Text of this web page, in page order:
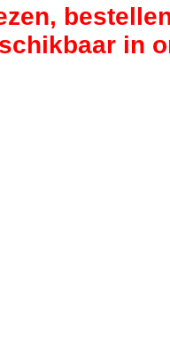
in